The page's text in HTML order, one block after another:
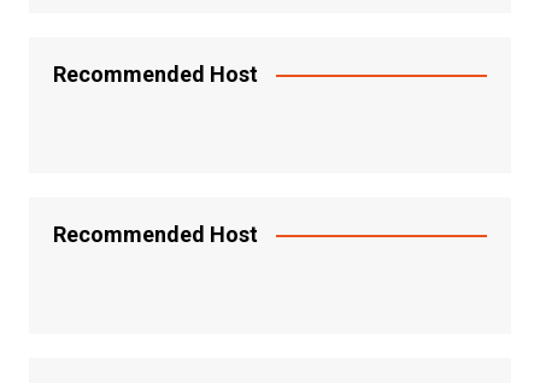
Recommended Host
Recommended Host